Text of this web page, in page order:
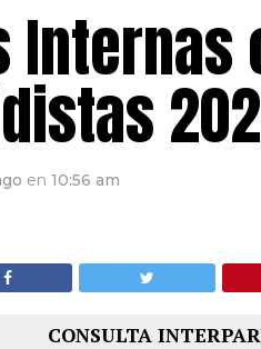
Internas
en 10:56 am
CONSULTA